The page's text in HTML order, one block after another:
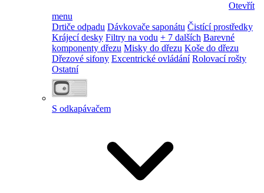
Otevřít
menu
Drtiče odpadu Dávkovače saponátu Čistící prostředky
Krájecí desky Filtry na vodu + 7 dalších Barevné
komponenty dřezu Misky do dřezu Koše do dřezu
Dřezové sifony Excentrické ovládání Rolovací rošty
Ostatní
S odkapávačem